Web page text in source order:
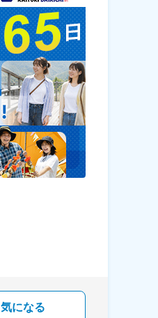
気になる